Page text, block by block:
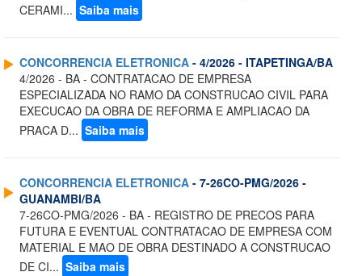
CERAMI... Saiba mais
CONCORRENCIA ELETRONICA - 4/2026 - ITAPETINGA/BA
4/2026 - BA - CONTRATACAO DE EMPRESA
ESPECIALIZADA NO RAMO DA CONSTRUCAO CIVIL PARA
EXECUCAO DA OBRA DE REFORMA E AMPLIACAO DA
PRACA D... Saiba mais
CONCORRENCIA ELETRONICA - 7-26CO-PMG/2026 -
GUANAMBI/BA
7-26CO-PMG/2026 - BA - REGISTRO DE PRECOS PARA
FUTURA E EVENTUAL CONTRATACAO DE EMPRESA COM
MATERIAL E MAO DE OBRA DESTINADO A CONSTRUCAO
DE CI... Saiba mais